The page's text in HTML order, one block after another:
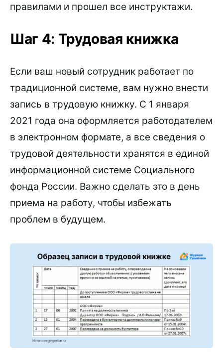
правилами и прошел все инструктажи.
Шаг 4: Трудовая книжка
Если ваш новый сотрудник работает по
традиционной системе, вам нужно внести
запись в трудовую книжку. С 1 января
2021 года она оформляется работодателем
в электронном формате, а все сведения о
трудовой деятельности хранятся в единой
информационной системе Социального
фонда России. Важно сделать это в день
приема на работу, чтобы избежать
проблем в будущем.